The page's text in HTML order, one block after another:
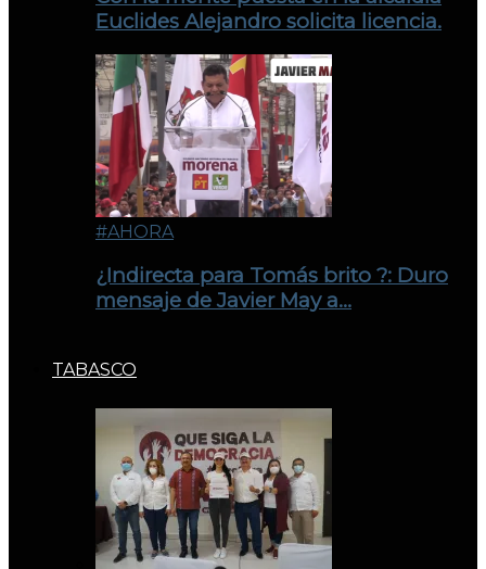
Euclides Alejandro solicita licencia.
#AHORA
¿Indirecta para Tomás brito ?: Duro
mensaje de Javier May a…
TABASCO